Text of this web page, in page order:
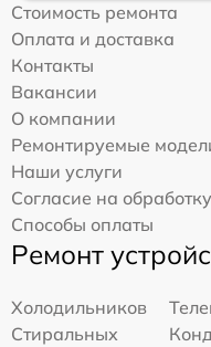
Стоимость ремонта
Оплата и доставка
Контакты
Вакансии
О компании
Ремонтируемые
Наши услуги
Согласие на
Способы оплаты
Ремонт
Холодильников
Стиральных